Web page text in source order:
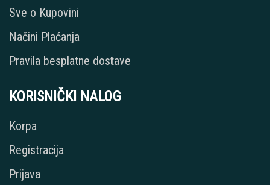
Sve o Kupovini
Načini Plaćanja
Pravila besplatne dostave
KORISNIČKI NALOG
Korpa
Registracija
Prijava